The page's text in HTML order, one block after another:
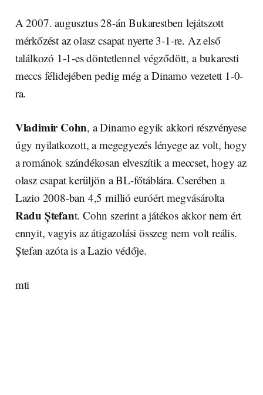
A 2007. augusztus 28-án Bukarestben lejátszott
mérkőzést az olasz csapat nyerte 3-1-re. Az első
találkozó 1-1-es döntetlennel végződött, a bukaresti
meccs félidejében pedig még a Dinamo vezetett 1-0-
ra.
Vladimir Cohn, a Dinamo egyik akkori részvényese
úgy nyilatkozott, a megegyezés lényege az volt, hogy
a románok szándékosan elveszítik a meccset, hogy az
olasz csapat kerüljön a BL-főtáblára. Cserében a
Lazio 2008-ban 4,5 millió euróért megvásárolta
Radu Ștefant. Cohn szerint a játékos akkor nem ért
ennyit, vagyis az átigazolási összeg nem volt reális.
Ștefan azóta is a Lazio védője.
mti